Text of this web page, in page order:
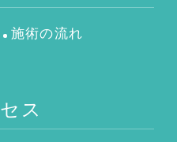
施術の流れ
ス